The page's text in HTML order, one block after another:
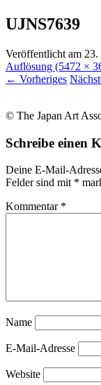
UJNS7639
Veröffentlicht am 23.
Auflösung (5472 ×
← Vorheriges
© The Japan Art
Schreibe einen
Deine E-Mail-
Felder sind mit *
Kommentar *
Name
E-Mail-Adresse
Website